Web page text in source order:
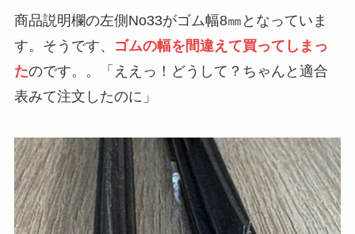
商品説明欄の左側No33がゴム幅8㎜となっていま
す。そうです、
ゴムの幅を間違えて買ってしまっ
たのです。。「ええっ！どうして？ちゃんと適合
表みて注文したのに」